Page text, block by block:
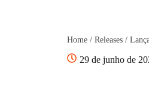
Home / Releases /
29 de junho de